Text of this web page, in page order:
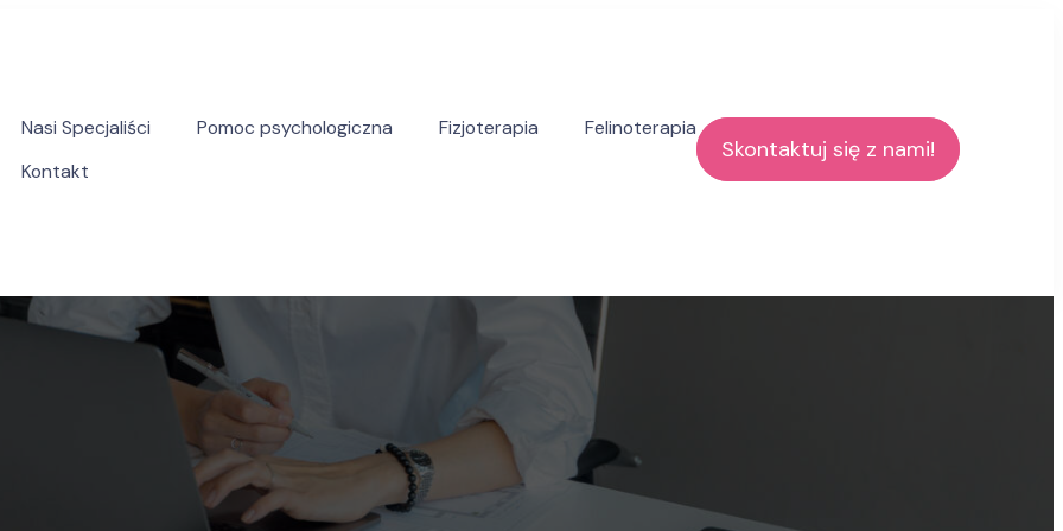
pomoc psychologiczna i psychoterapeutyczna
Nasi Specjaliści Pomoc psychologiczna Fizjoterapia
Felinoterapia
Kontakt
Skontaktuj się z nami!